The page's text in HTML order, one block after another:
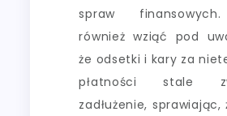
spraw
również wziąć pod
że odsetki i kary za
płatności stale
zadłużenie, sprawiając,